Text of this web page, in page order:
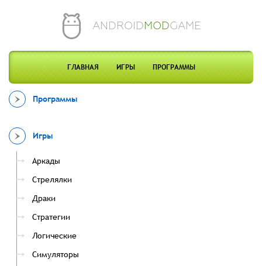
ANDROIDMODGAME
ГЛАВНАЯ ИГРЫ ПРОГРАММЫ
Программы
Игры
Аркады
Стрелялки
Драки
Стратегии
Логические
Симуляторы